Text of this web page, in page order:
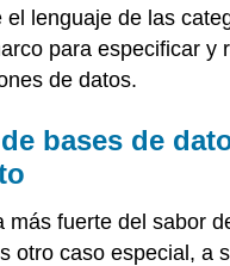
el lenguaje de las
para especificar y
de datos.
bases de
más fuerte del sabor
otro caso especial, a